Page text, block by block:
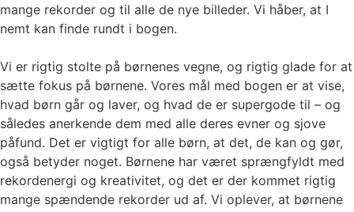
mange rekorder og til alle de nye billeder. Vi håber, at I
nemt kan finde rundt i bogen.
Vi er rigtig stolte på børnenes vegne, og rigtig glade for at
sætte fokus på børnene. Vores mål med bogen er at vise,
hvad børn går og laver, og hvad de er supergode til – og
således anerkende dem med alle deres evner og sjove
påfund. Det er vigtigt for alle børn, at det, de kan og gør,
også betyder noget. Børnene har været sprængfyldt med
rekordenergi og kreativitet, og det er der kommet rigtig
mange spændende rekorder ud af. Vi oplever, at børnene